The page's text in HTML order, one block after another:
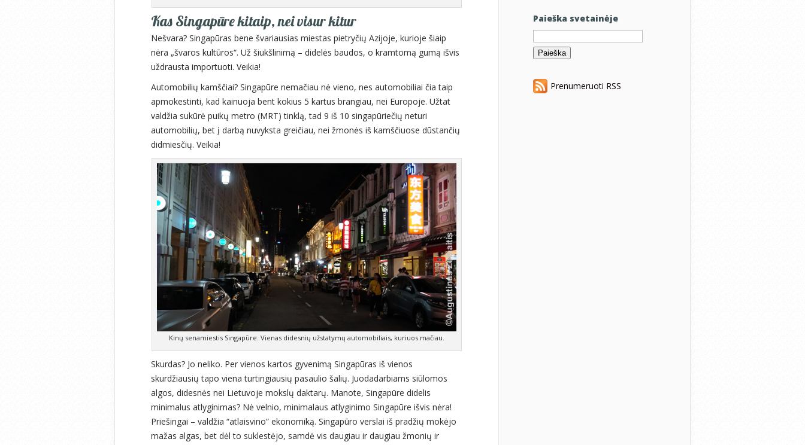
Kas Singapūre kitaip, nei visur kitur
Nešvara? Singapūras bene švariausias miestas pietryčių Azijoje, kurioje šiaip
nėra „švaros kultūros“. Už šiukšlinimą – didelės baudos, o kramtomą gumą išvis
uždrausta importuoti. Veikia!
Automobilių kamščiai? Singapūre nemačiau nė vieno, nes automobiliai čia taip
apmokestinti, kad kainuoja bent kokius 5 kartus brangiau, nei Europoje. Užtat
valdžia sukūrė puikų metro (MRT) tinklą, tad 9 iš 10 singapūriečių neturi
automobilių, bet į darbą nuvyksta greičiau, nei žmonės iš kamščiuose dūstančių
didmiesčių. Veikia!
Kinų senamiestis Singapūre. Vienas didesnių užstatymų automobiliais, kuriuos mačiau.
Skurdas? Jo neliko. Per vienos kartos gyvenimą Singapūras iš vienos
skurdžiausių tapo viena turtingiausių pasaulio šalių. Juodadarbiams siūlomos
algos, didesnės nei Lietuvoje mokslų daktarų. Manote, Singapūre didelis
minimalus atlyginimas? Nė velnio, minimalaus atlyginimo Singapūre išvis nėra!
Priešingai – valdžia “atlaisvino” ekonomiką. Singapūro verslai iš pradžių mokėjo
mažas algas, bet dėl to suklestėjo, samdė vis daugiau ir daugiau žmonių ir
Paieška svetainėje
Ieškoti:
Prenumeruoti RSS